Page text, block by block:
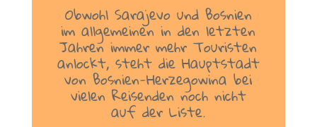
Obwohl Sarajevo und Bosnien
im allgemeinen in den letzten
Jahren immer mehr Touristen
anlockt, steht die Hauptstadt
von Bosnien-Herzegowina bei
vielen Reisenden noch nicht
auf der Liste.